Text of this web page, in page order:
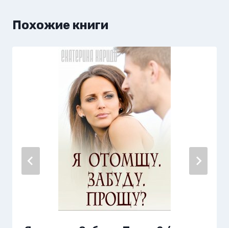
Похожие книги